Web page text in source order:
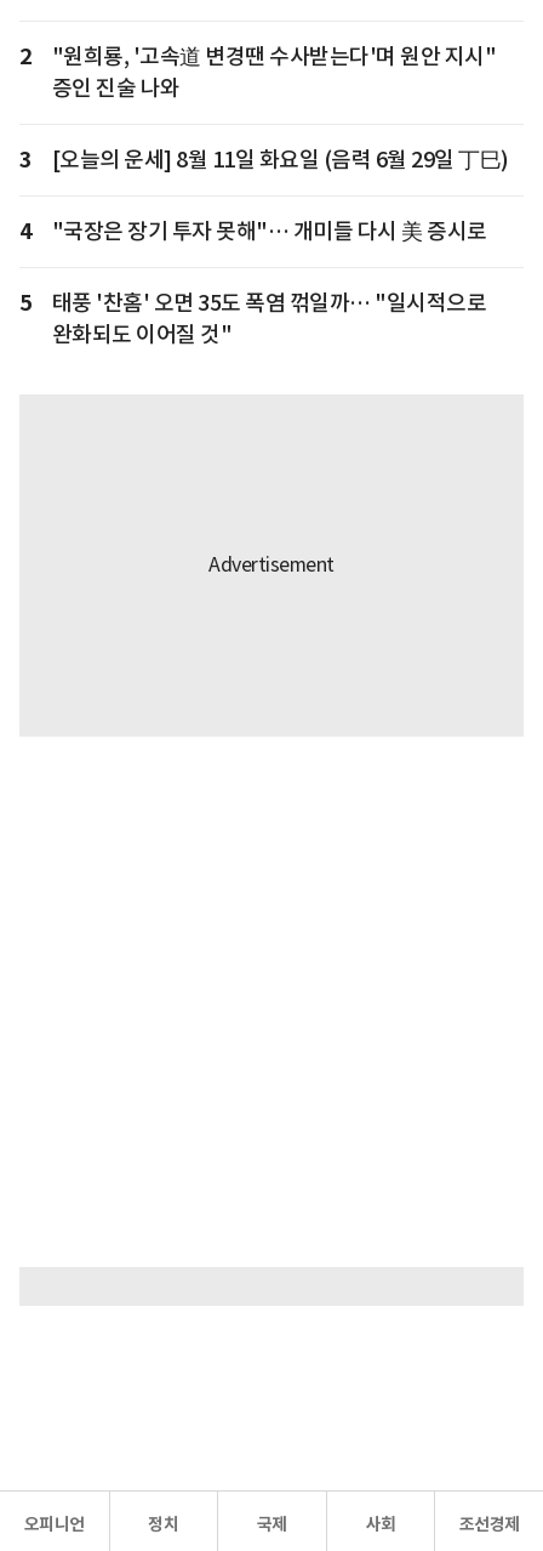
2
"원희룡, '고속道 변경땐 수사받는다'며 원안 지시"
증인 진술 나와
3 [오늘의 운세] 8월 11일 화요일 (음력 6월 29일 丁巳)
4 "국장은 장기 투자 못해"… 개미들 다시 美 증시로
5
태풍 '찬홈' 오면 35도 폭염 꺾일까… "일시적으로
완화되도 이어질 것"
오피니언 정치 국제 사회 조선경제